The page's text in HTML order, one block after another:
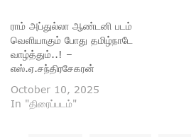
ராம் அப்துல்லா ஆண்டனி படம்
வெளியாகும் போது தமிழ்நாடே
வாழ்த்தும்..! –
எஸ்.ஏ.சந்திரசேகரன்
October 10, 2025
In "திரைப்படம்"